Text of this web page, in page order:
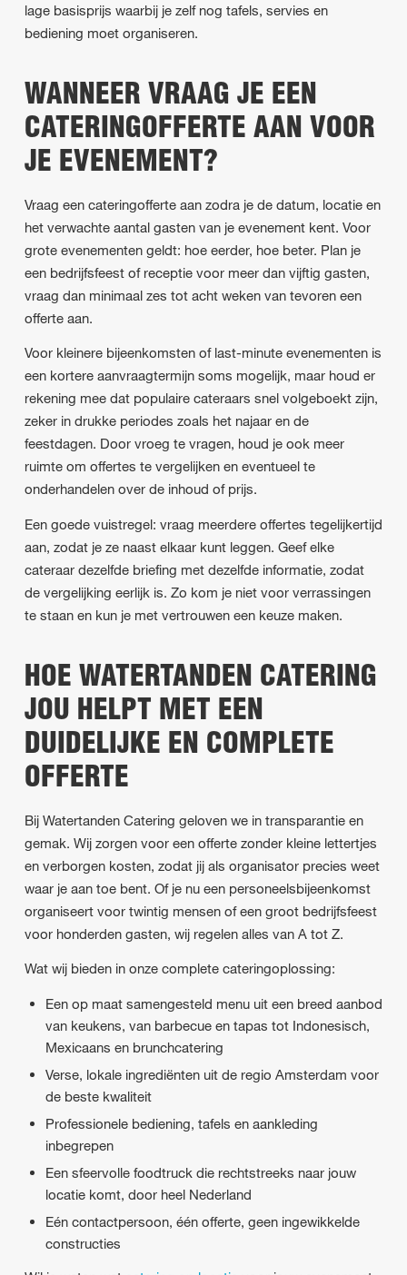
lage basisprijs waarbij je zelf nog tafels, servies en
bediening moet organiseren.
WANNEER VRAAG JE EEN
CATERINGOFFERTE AAN VOOR
JE EVENEMENT?
Vraag een cateringofferte aan zodra je de datum, locatie en
het verwachte aantal gasten van je evenement kent. Voor
grote evenementen geldt: hoe eerder, hoe beter. Plan je
een bedrijfsfeest of receptie voor meer dan vijftig gasten,
vraag dan minimaal zes tot acht weken van tevoren een
offerte aan.
Voor kleinere bijeenkomsten of last-minute evenementen is
een kortere aanvraagtermijn soms mogelijk, maar houd er
rekening mee dat populaire cateraars snel volgeboekt zijn,
zeker in drukke periodes zoals het najaar en de
feestdagen. Door vroeg te vragen, houd je ook meer
ruimte om offertes te vergelijken en eventueel te
onderhandelen over de inhoud of prijs.
Een goede vuistregel: vraag meerdere offertes tegelijkertijd
aan, zodat je ze naast elkaar kunt leggen. Geef elke
cateraar dezelfde briefing met dezelfde informatie, zodat
de vergelijking eerlijk is. Zo kom je niet voor verrassingen
te staan en kun je met vertrouwen een keuze maken.
HOE WATERTANDEN CATERING
JOU HELPT MET EEN
DUIDELIJKE EN COMPLETE
OFFERTE
Bij Watertanden Catering geloven we in transparantie en
gemak. Wij zorgen voor een offerte zonder kleine lettertjes
en verborgen kosten, zodat jij als organisator precies weet
waar je aan toe bent. Of je nu een personeelsbijeenkomst
organiseert voor twintig mensen of een groot bedrijfsfeest
voor honderden gasten, wij regelen alles van A tot Z.
Wat wij bieden in onze complete cateringoplossing:
Een op maat samengesteld menu uit een breed aanbod
van keukens, van barbecue en tapas tot Indonesisch,
Mexicaans en brunchcatering
Verse, lokale ingrediënten uit de regio Amsterdam voor
de beste kwaliteit
Professionele bediening, tafels en aankleding
inbegrepen
Een sfeervolle foodtruck die rechtstreeks naar jouw
locatie komt, door heel Nederland
Eén contactpersoon, één offerte, geen ingewikkelde
constructies